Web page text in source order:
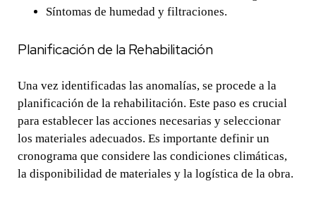
Síntomas de humedad y filtraciones.
Planificación de la Rehabilitación
Una vez identificadas las anomalías, se procede a la
planificación de la rehabilitación. Este paso es crucial
para establecer las acciones necesarias y seleccionar
los materiales adecuados. Es importante definir un
cronograma que considere las condiciones climáticas,
la disponibilidad de materiales y la logística de la obra.